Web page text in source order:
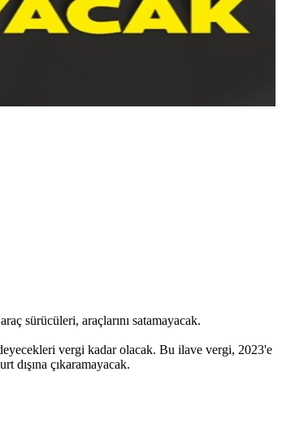
sürücüleri, araçlarını satamayacak.
vergi kadar olacak. Bu ilave vergi, 2023'e
dışına çıkaramayacak.